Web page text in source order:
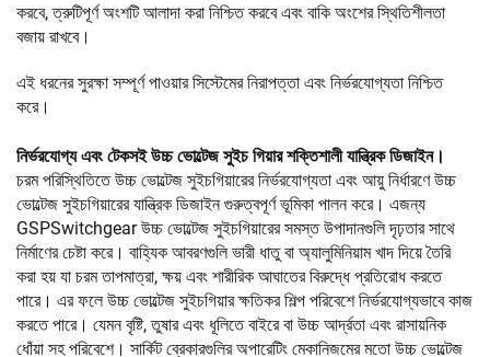
করবে, ত্রুটিপূর্ণ অংশটি আলাদা করা নিশ্চিত করবে এবং বাকি অংশের স্থিতিশীলতা
বজায় রাখবে।
এই ধরনের সুরক্ষা সম্পূর্ণ পাওয়ার সিস্টেমের নিরাপত্তা এবং নির্ভরযোগ্যতা নিশ্চিত
করে।
নির্ভরযোগ্য এবং টেকসই উচ্চ ভোল্টেজ সুইচ গিয়ার শক্তিশালী যান্ত্রিক ডিজাইন।
চরম পরিস্থিতিতে উচ্চ ভোল্টেজ সুইচগিয়ারের নির্ভরযোগ্যতা এবং আয়ু নির্ধারণে উচ্চ
ভোল্টেজ সুইচগিয়ারের যান্ত্রিক ডিজাইন গুরুত্বপূর্ণ ভূমিকা পালন করে। এজন্য
GSPSwitchgear উচ্চ ভোল্টেজ সুইচগিয়ারের সমস্ত উপাদানগুলি দৃঢ়তার সাথে
নির্মাণের চেষ্টা করে। বাহ্যিক আবরণগুলি ভারী ধাতু বা অ্যালুমিনিয়াম খাদ দিয়ে তৈরি
করা হয় যা চরম তাপমাত্রা, ক্ষয় এবং শারীরিক আঘাতের বিরুদ্ধে প্রতিরোধ করতে
পারে। এর ফলে উচ্চ ভোল্টেজ সুইচগিয়ার ক্ষতিকর শিল্প পরিবেশে নির্ভরযোগ্যভাবে কাজ
করতে পারে। যেমন বৃষ্টি, তুষার এবং ধূলিতে বাইরে বা উচ্চ আর্দ্রতা এবং রাসায়নিক
ধোঁয়া সহ পরিবেশে। সার্কিট ব্রেকারগুলির অপারেটিং মেকানিজমের মতো উচ্চ ভোল্টেজ